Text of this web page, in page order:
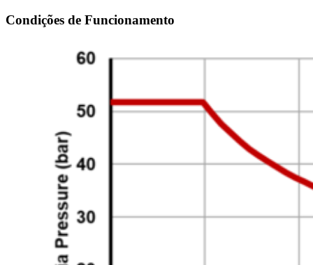
Condições de Funcionamento